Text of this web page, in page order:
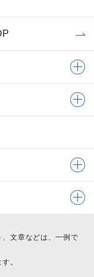
、文章などは、一例で
。